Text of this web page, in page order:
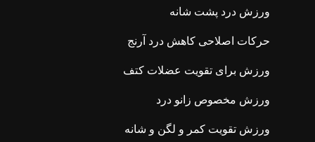
ورزش درد پشت شانه
حرکات اصلاحی کاهش درد آرنج
ورزش برای تقویت عضلات کتف
ورزش مخصوص زانو درد
ورزش تقویت کمر و لگن و شانه